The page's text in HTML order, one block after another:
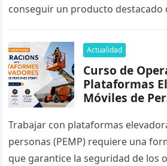
conseguir un producto destacado
Actualidad
Curso de
Plataformas
Móviles de
trabajadores
Trabajar con plataformas
personas (PEMP) requiere una
que garantice la seguridad de los